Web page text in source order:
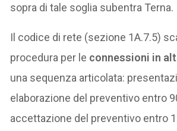
sopra di tale soglia subentra Terna.
Il codice di rete (sezione 1A.7.5)
procedura per le connessioni in
una sequenza articolata:
elaborazione del preventivo entro
accettazione del preventivo entro